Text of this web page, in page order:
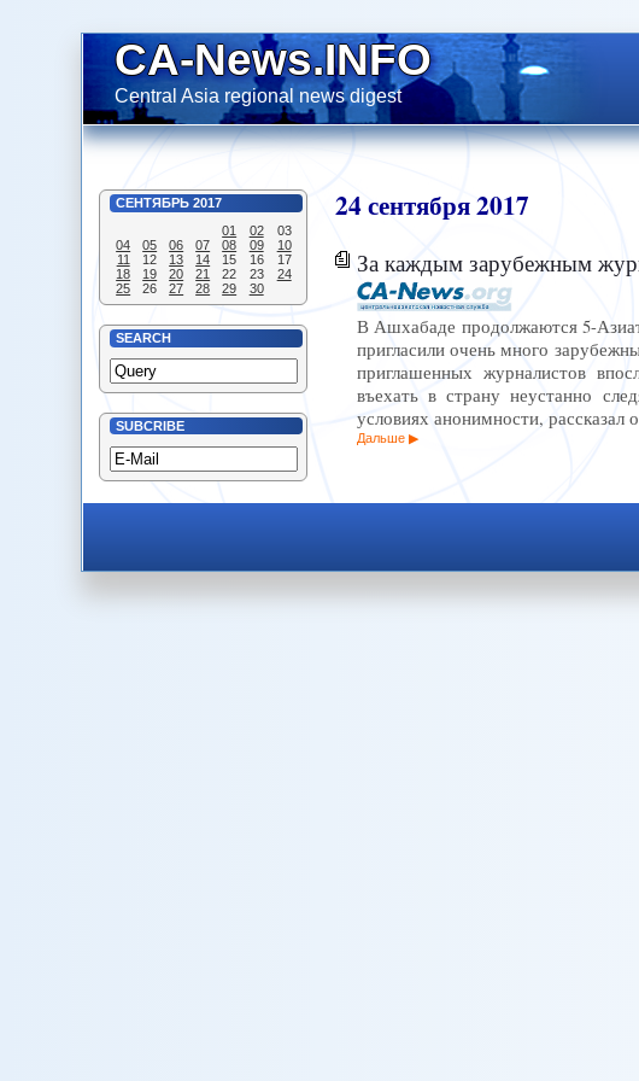
CA-News.INFO
Central Asia regional news digest
СЕНТЯБРЬ 2017
01
02
03
04
05 06 07 08 09
10
11
12 13 14 15 16
17
18
19 20 21 22 23
24
25
26 27 28 29 30
SEARCH
SUBCRIBE
24сентября2017
За каждым зарубежным
В Ашхабаде продолжаются 5-
пригласили очень много
приглашенных журналистов
въехать в страну неустанно
условиях анонимности,
Дальше